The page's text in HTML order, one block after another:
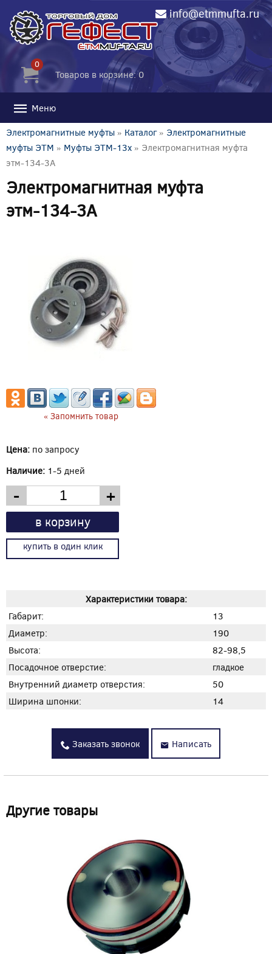
info@etmmufta.ru
0
Товаров в корзине: 0
Меню
Электромагнитные муфты » Каталог» Электромагнитные
муфты ЭТМ » Муфты ЭТМ-13x » Электромагнитная муфта
этм-134-3А
Электромагнитная муфта
этм-134-3А
« Запомнить товар
Цена: по запросу
Наличие: 1-5 дней
- +
в корзину
купить в один клик
Характеристики товара:
Габарит:
13
Диаметр:
190
Высота:
82-98,5
Посадочное отверстие:
гладкое
Внутренний диаметр отверстия:
50
Ширина шпонки:
14
Заказать звонок Написать
Другие товары